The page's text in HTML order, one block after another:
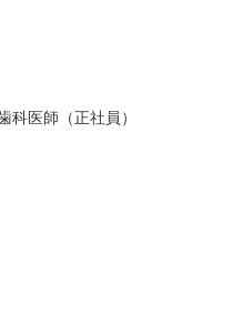
科医師（正社員）